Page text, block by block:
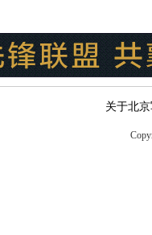
关于北